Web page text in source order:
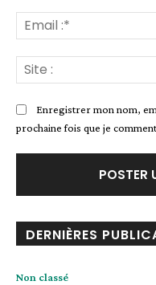
Enregistrer mon nom,
prochaine fois que je
DERNIÈRES
Non classé